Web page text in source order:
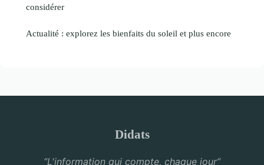
considérer
Actualité : explorez les bienfaits du soleil et plus encore
Didats
“L'information qui compte, chaque jour”